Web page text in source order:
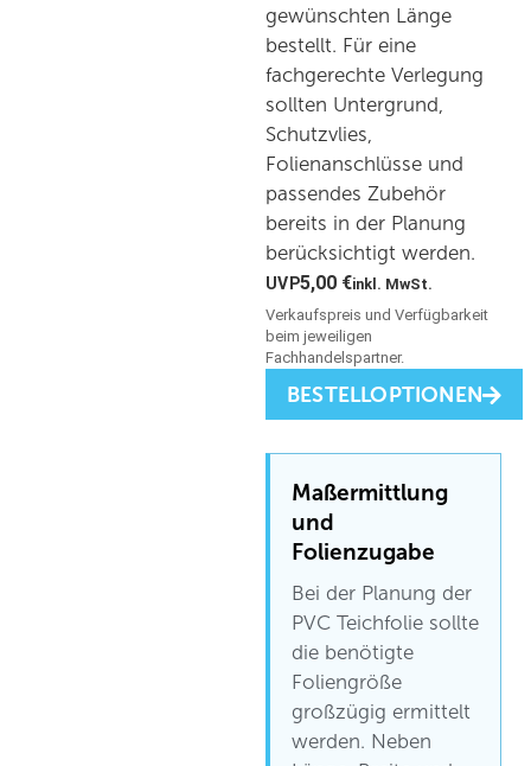
gewünschten Länge
bestellt. Für eine
fachgerechte Verlegung
sollten Untergrund,
Schutzvlies,
Folienanschlüsse und
passendes Zubehör
bereits in der Planung
berücksichtigt werden.
5,00 €inkl. MwSt.
BESTELLOPTIONEN
Maßermittlung
und
Folienzugabe
Bei der Planung der
PVC Teichfolie sollte
die benötigte
Foliengröße
großzügig ermittelt
werden. Neben